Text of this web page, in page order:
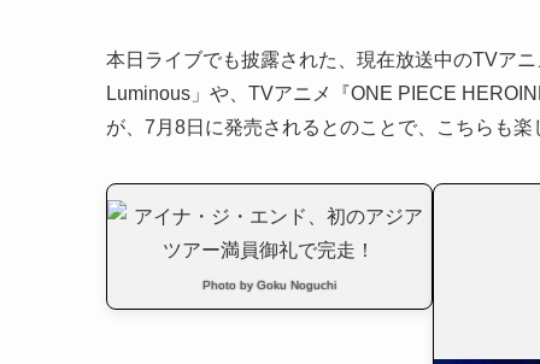
本日ライブでも披露された、現在放送中のTVア
Luminous」や、TVアニメ『ONE PIECE
が、7月8日に発売されるとのことで、こちらも楽
Photo by Goku Noguchi